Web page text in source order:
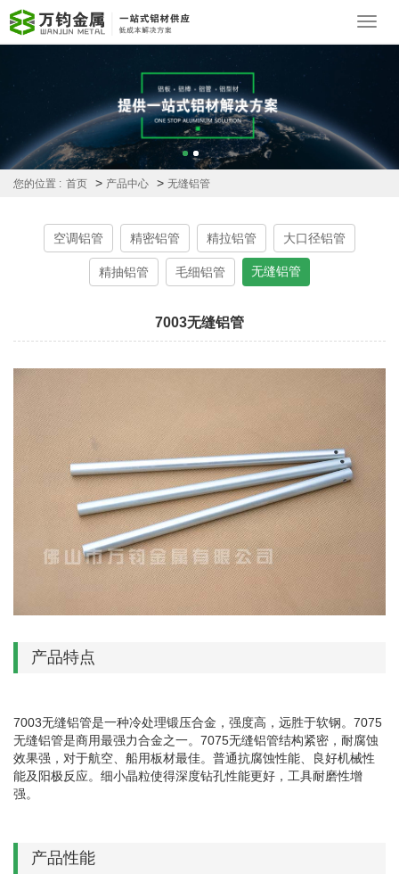
您的位置 : 首页 > 产品中心 > 无缝铝管
空调铝管 精密铝管 精拉铝管 大口径铝管
精抽铝管 毛细铝管 无缝铝管
7003无缝铝管
产品特点
7003无缝铝管是一种冷处理锻压合金，强度高，远胜于软钢。7075
无缝铝管是商用最强力合金之一。7075无缝铝管结构紧密，耐腐蚀
效果强，对于航空、船用板材最佳。普通抗腐蚀性能、良好机械性
能及阳极反应。细小晶粒使得深度钻孔性能更好，工具耐磨性增
强。
产品性能